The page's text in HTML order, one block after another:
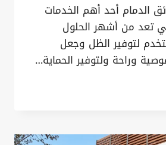
الدمام أحد أهم الخدمات
تعد من أشهر الحلول
لتوفير الظل وجعل
وراحة ولتوفير الحماية…